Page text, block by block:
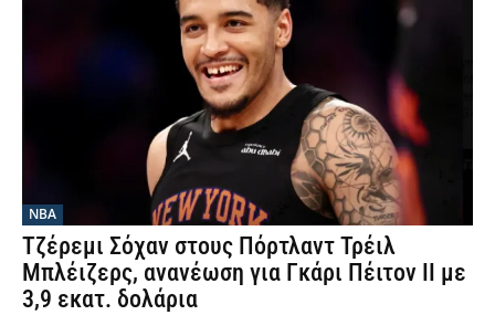
NBA
Τζέρεμι Σόχαν στους Πόρτλαντ Τρέιλ
Μπλέιζερς, ανανέωση για Γκάρι Πέιτον ΙΙ με
3,9 εκατ. δολάρια